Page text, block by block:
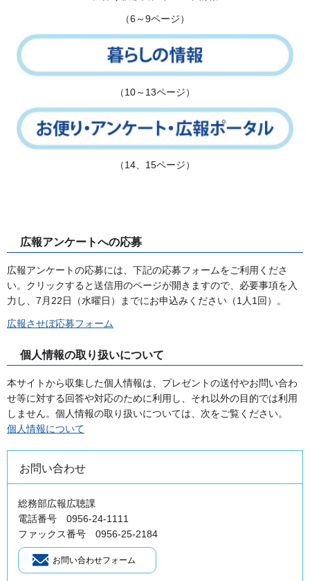
（6～9ページ）
（10～13ページ）
（14、15ページ）
広報アンケートへの応募
広報アンケートの応募には、下記の応募フォームをご利用くださ
い。クリックすると送信用のページが開きますので、必要事項を入
力し、7月22日（水曜日）までにお申込みください（1人1回）。
広報させぼ応募フォーム
個人情報の取り扱いについて
本サイトから収集した個人情報は、プレゼントの送付やお問い合わ
せ等に対する回答や対応のために利用し、それ以外の目的では利用
しません。個人情報の取り扱いについては、次をご覧ください。
個人情報について
お問い合わせ
総務部広報広聴課
電話番号 0956-24-1111
ファックス番号 0956-25-2184